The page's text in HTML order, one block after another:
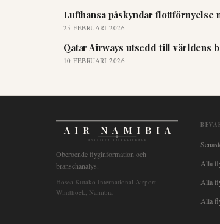
Lufthansa påskyndar flottförnyelse
25 FEBRUARI 2026
Qatar Airways utsedd till världens
10 FEBRUARI 2026
AIR NAMIBIA
AVIATION INTELLIGENCE
Oberoende flyginformation och
branschanalys.
Hosea Kutako International Airport
Windhoek, Namibia
Alla
Alla
Alla